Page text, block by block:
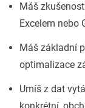
Máš
Excelem nebo
Máš základní
optimalizace
Umíš z dat